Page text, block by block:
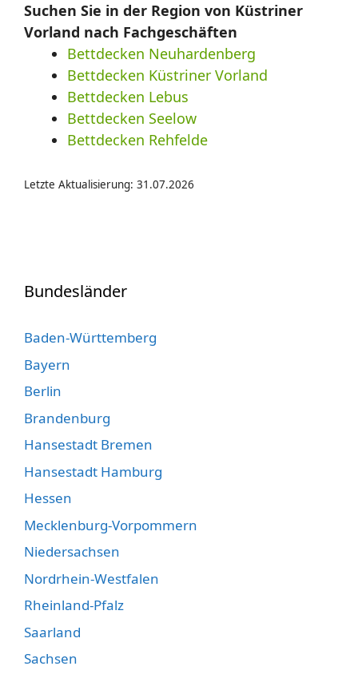
Suchen Sie in der Region von Küstriner
Vorland nach Fachgeschäften
Bettdecken Neuhardenberg
Bettdecken Küstriner Vorland
Bettdecken Lebus
Bettdecken Seelow
Bettdecken Rehfelde
Letzte Aktualisierung: 31.07.2026
Bundesländer
Baden-Württemberg
Bayern
Berlin
Brandenburg
Hansestadt Bremen
Hansestadt Hamburg
Hessen
Mecklenburg-Vorpommern
Niedersachsen
Nordrhein-Westfalen
Rheinland-Pfalz
Saarland
Sachsen